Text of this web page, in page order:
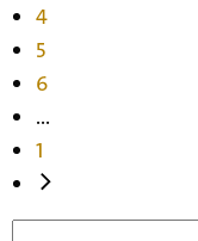
4
5
6
...
1